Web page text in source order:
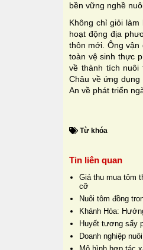
bền vững nghề
Không chỉ giỏi
hoạt động địa
thôn mới. Ông vận
toàn vệ sinh thực
về thành tích nuôi
Châu về ứng dụng
An về phát triển
Từ khóa
Tin liên quan
Giá thu mua tôm
cỡ
Nuôi tôm đồng
Khánh Hòa:
Huyết tương sấy
Doanh nghiệp